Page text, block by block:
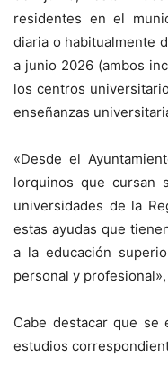
residentes en el
diaria o habitualmente
a junio 2026 (ambos
los centros
enseñanzas
«Desde el
lorquinos que cursan
universidades de la
estas ayudas que
a la educación
personal y
Cabe destacar que se
estudios